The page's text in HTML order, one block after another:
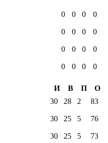
0 0 0 0
0 0 0 0
0 0 0 0
0 0 0
0
И В П
О
30 28 2 83
30 25 5 76
30 25 5 73